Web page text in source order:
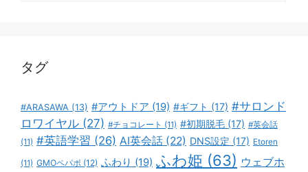
タグ
#ARASAWA (13) #アウトドア (19) #ギフト (17) #サロンド
ロワイヤル (27) #チョコレート (11) #初期脱毛 (17) #英会話
(11) #英語学習 (26) AI英会話 (22) DNS設定 (17) Etoren
(11) GMOペパボ (12) ふわり (19) ふわ姫 (63) ウェブホ